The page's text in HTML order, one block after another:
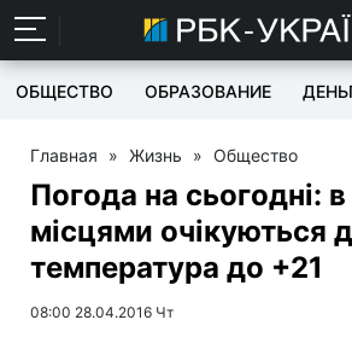
ОБЩЕСТВО ОБРАЗОВАНИЕ
Главная » Жизнь » Общество
Погода на сьогодні: в
місцями очікуються
температура до +21
08:00 28.04.2016 Чт